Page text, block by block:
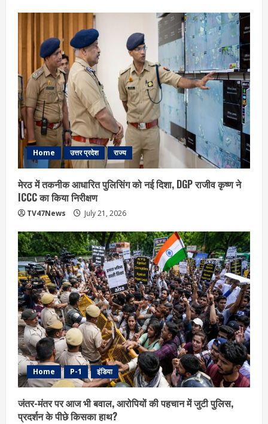
Home उत्तर प्रदेश राज्य
मेरठ में तकनीक आधारित पुलिसिंग को नई दिशा, DGP राजीव कृष्ण ने
ICCC का किया निरीक्षण
TV47News July 21, 2026
Home P-1 इंडिया
जंतर-मंतर पर आज भी बवाल, आरोपियों की पहचान में जुटी पुलिस,
प्रदर्शन के पीछे किसका हाथ?